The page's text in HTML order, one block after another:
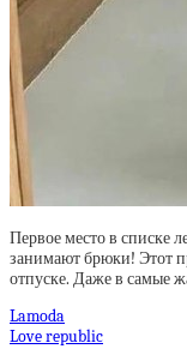
Первое место в списке
занимают брюки! Этот
отпуске. Даже в самые
Lamoda
Love republic